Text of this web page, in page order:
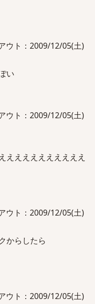
ウト：2009/12/05(土)
い
ウト：2009/12/05(土)
ええええええええええ
ウト：2009/12/05(土)
からしたら
ウト：2009/12/05(土)